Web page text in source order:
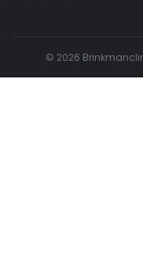
© 2026